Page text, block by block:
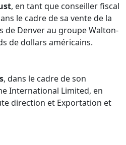
, en tant que conseiller fiscal
le cadre de sa vente de la
de Denver au groupe Walton-
de dollars américains.
, dans le cadre de son
International Limited, en
direction et Exportation et